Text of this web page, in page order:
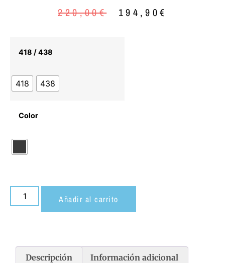
220,00€ 194,90€
418 / 438
418 438
Color
Añadir al carrito
Descripción Información adicional